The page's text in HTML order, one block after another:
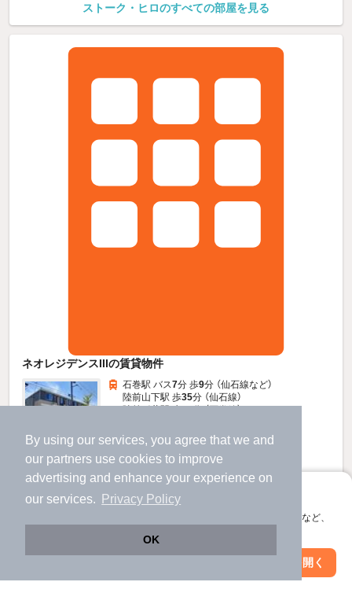
By using our services, you agree that we and
our partners use cookies to improve
advertising and enhance your experience on
our services.
Privacy Policy
OK
アプリに切り替えて、サクサクお部屋探し
会員登録なしですぐ使える。マップ検索やお気に入り保存など、
アプリを開く
ストーク・ヒロのすべての部屋を見る
ネオレジデンスIIIの賃貸物件
すべての写真
石巻駅 バス7分 歩9分 （仙石線など）
陸前山下駅 歩35分 （仙石線）
2階建 / 4年11ヶ月 / 木造
駐車場あり 駐輪場あり
（管理費1,800円）
敷 不要 礼 不要
絞り込み条件を変更